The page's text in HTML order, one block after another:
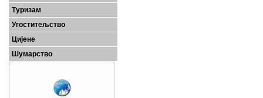
Туризам
Угоститељство
Цијене
Шумарство